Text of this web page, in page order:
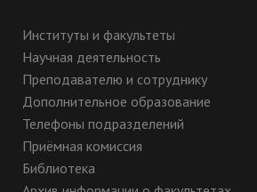
Институты и факультеты
Научная деятельность
Преподавателю и сотруднику
Дополнительное образование
Телефоны подразделений
Приёмная комиссия
Библиотека